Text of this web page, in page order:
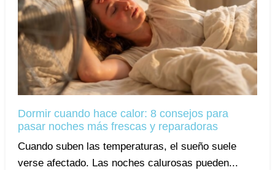
Dormir cuando hace calor: 8 consejos para
pasar noches más frescas y reparadoras
Cuando suben las temperaturas, el sueño suele
verse afectado. Las noches calurosas pueden...